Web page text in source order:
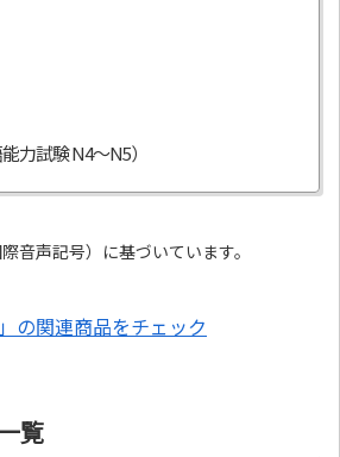
音声記号）に基づいています。
の関連商品をチェック
覧